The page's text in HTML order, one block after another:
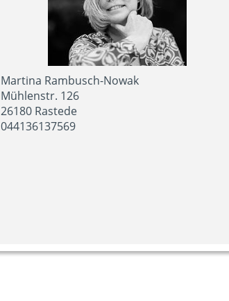
Martina Rambusch-Nowak
Mühlenstr. 126
26180 Rastede
044136137569